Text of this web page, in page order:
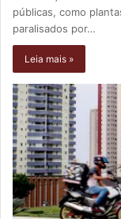
públicas, como
paralisados por…
Leia mais »